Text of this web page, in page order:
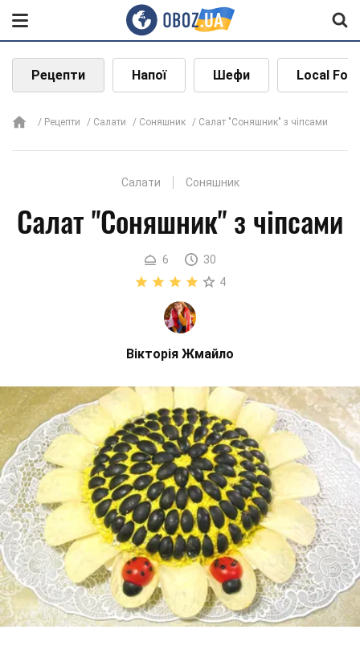
Рецепти Напої Шефи Local
Рецепти Салати Соняшник Салат "Соняшник" з чіпсами
Салати Соняшник
Салат "Соняшник" з чіпсами
6
30
4
Вікторія Жмайло